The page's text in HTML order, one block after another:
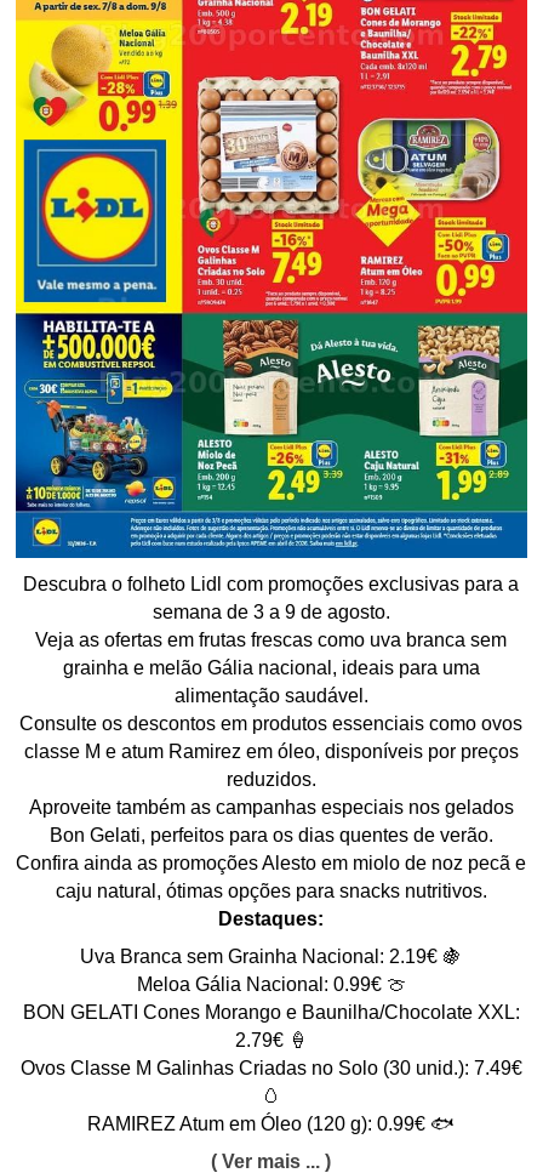
Descubra o folheto Lidl com promoções exclusivas para a
semana de 3 a 9 de agosto.
Veja as ofertas em frutas frescas como uva branca sem
grainha e melão Gália nacional, ideais para uma
alimentação saudável.
Consulte os descontos em produtos essenciais como ovos
classe M e atum Ramirez em óleo, disponíveis por preços
reduzidos.
Aproveite também as campanhas especiais nos gelados
Bon Gelati, perfeitos para os dias quentes de verão.
Confira ainda as promoções Alesto em miolo de noz pecã e
caju natural, ótimas opções para snacks nutritivos.
Destaques:
Uva Branca sem Grainha Nacional: 2.19€ 🍇
Meloa Gália Nacional: 0.99€ 🍈
BON GELATI Cones Morango e Baunilha/Chocolate XXL:
2.79€ 🍦
Ovos Classe M Galinhas Criadas no Solo (30 unid.): 7.49€
🥚
RAMIREZ Atum em Óleo (120 g): 0.99€ 🐟
( Ver mais ... )